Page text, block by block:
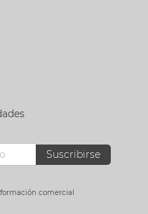
Suscribirse
comercial